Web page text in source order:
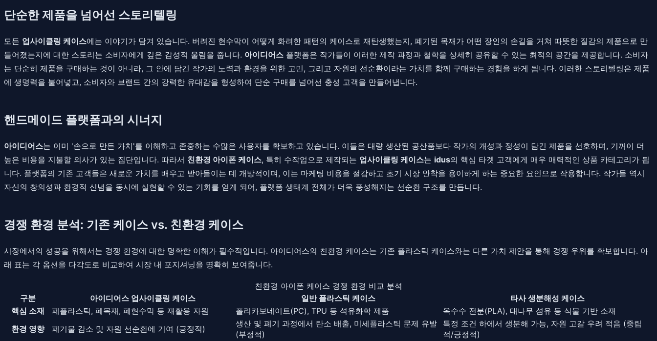
단순한 제품을 넘어선 스토리텔링
모든 업사이클링 케이스에는 이야기가 담겨 있습니다. 버려진 현수막이 어떻게 화려한 패턴의 케이스로 재탄생했는지, 폐기된 목재가 어떤 장인의 손길을 거쳐 따뜻한 질감의 제품으로 만
들어졌는지에 대한 스토리는 소비자에게 깊은 감성적 울림을 줍니다. 아이디어스 플랫폼은 작가들이 이러한 제작 과정과 철학을 상세히 공유할 수 있는 최적의 공간을 제공합니다. 소비자
는 단순히 제품을 구매하는 것이 아니라, 그 안에 담긴 작가의 노력과 환경을 위한 고민, 그리고 자원의 선순환이라는 가치를 함께 구매하는 경험을 하게 됩니다. 이러한 스토리텔링은 제품
에 생명력을 불어넣고, 소비자와 브랜드 간의 강력한 유대감을 형성하여 단순 구매를 넘어선 충성 고객을 만들어냅니다.
핸드메이드 플랫폼과의 시너지
아이디어스는 이미 '손으로 만든 가치'를 이해하고 존중하는 수많은 사용자를 확보하고 있습니다. 이들은 대량 생산된 공산품보다 작가의 개성과 정성이 담긴 제품을 선호하며, 기꺼이 더
높은 비용을 지불할 의사가 있는 집단입니다. 따라서 친환경 아이폰 케이스, 특히 수작업으로 제작되는 업사이클링 케이스는 idus의 핵심 타겟 고객에게 매우 매력적인 상품 카테고리가 됩
니다. 플랫폼의 기존 고객들은 새로운 가치를 배우고 받아들이는 데 개방적이며, 이는 마케팅 비용을 절감하고 초기 시장 안착을 용이하게 하는 중요한 요인으로 작용합니다. 작가들 역시
자신의 창의성과 환경적 신념을 동시에 실현할 수 있는 기회를 얻게 되어, 플랫폼 생태계 전체가 더욱 풍성해지는 선순환 구조를 만듭니다.
경쟁 환경 분석: 기존 케이스 vs. 친환경 케이스
시장에서의 성공을 위해서는 경쟁 환경에 대한 명확한 이해가 필수적입니다. 아이디어스의 친환경 케이스는 기존 플라스틱 케이스와는 다른 가치 제안을 통해 경쟁 우위를 확보합니다. 아
래 표는 각 옵션을 다각도로 비교하여 시장 내 포지셔닝을 명확히 보여줍니다.
친환경 아이폰 케이스 경쟁 환경 비교 분석
구분
아이디어스 업사이클링 케이스 일반 플라스틱 케이스
타사 생분해성 케이스
핵심 소재
폐플라스틱, 폐목재, 폐현수막 등 재활용 자원 폴리카보네이트(PC), TPU 등 석유화학 제품
옥수수 전분(PLA), 대나무 섬유 등 식물 기반 소재
환경 영향
폐기물 감소 및 자원 선순환에 기여 (긍정적)
생산 및 폐기 과정에서 탄소 배출, 미세플라스틱 문제 유발
(부정적)
특정 조건 하에서 생분해 가능, 자원 고갈 우려 적음 (중립
적/긍정적)